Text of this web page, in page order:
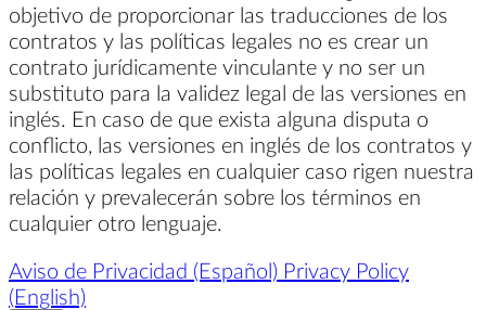
objetivo de proporcionar las traducciones de los
contratos y las políticas legales no es crear un
contrato jurídicamente vinculante y no ser un
substituto para la validez legal de las versiones en
inglés. En caso de que exista alguna disputa o
conflicto, las versiones en inglés de los contratos y
las políticas legales en cualquier caso rigen nuestra
relación y prevalecerán sobre los términos en
cualquier otro lenguaje.
Aviso de Privacidad (Español) Privacy Policy
(English)